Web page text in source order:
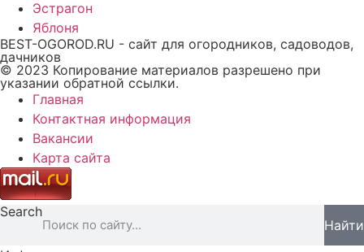
Эстрагон
Яблоня
BEST-OGOROD.RU - сайт для огородников, садоводов,
дачников
© 2023 Копирование материалов разрешено при
указании обратной ссылки.
Главная
Контактная информация
Вакансии
Карта сайта
Search
Найти